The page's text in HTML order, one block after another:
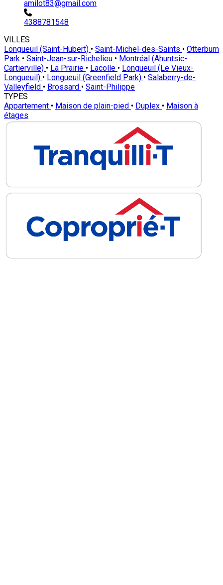
amilot83@gmail.com
4388781548
VILLES
Longueuil (Saint-Hubert) • Saint-Michel-des-Saints • Otterburn
Park • Saint-Jean-sur-Richelieu • Montréal (Ahuntsic-
Cartierville) • La Prairie • Lacolle • Longueuil (Le Vieux-
Longueuil) • Longueuil (Greenfield Park) • Salaberry-de-
Valleyfield • Brossard • Saint-Philippe
TYPES
Appartement • Maison de plain-pied • Duplex • Maison à
étages